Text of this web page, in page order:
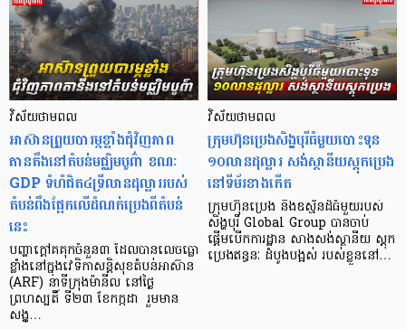
វិស័យថាមពល
អាស៊ានព្រួយបារម្ភខ្លាំងជុំវិញភាព
តានតឹងនៅ​តំបន់មជ្ឈិមបូព៌ា ខណៈ
GDP ទំហំជិត៤ទ្រីលានដុល្លាររបស់
តំបន់ពឹងផ្អែកលើដំណក់ប្រេងពីតំបន់
នេះ
បញ្ហាក្តៅគគុកចំនួន៣ ដែលបានលេចធ្លោ
ខ្លាំងនៅក្នុងវេទិកាសន្តិសុខតំបន់អាស៊ាន
(ARF) នាទីក្រុងម៉ានីល នៅថ្ងៃ
ព្រហស្បតិ៍ ទី២៣ ខែកក្កដា រួមមាន
សង្គ្…
វិស័យថាមពល
ក្រុមហ៊ុនប្រេងសិង្ហបុរីធំមួយបោះទុន
១០លានដុល្លារ សង់ស្ថានីយស្តុកប្រេង
នៅទីម័រខាងកើត
ក្រុមហ៊ុនប្រេង និងឧស្ម័នដ៏ធំមួយរបស់
សិង្ហបុរី Global Group បានចាប់
ផ្តើមបើកការដ្ឋាន សាងសង់ស្ថានីយ ស្តុក
ប្រេងឥន្ធនៈ ដំបូងបង្អស់ របស់ខ្លួននៅ…